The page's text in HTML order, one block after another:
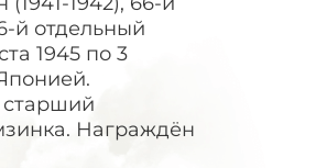
й отдельный
1945 по 3
старший
Награждён